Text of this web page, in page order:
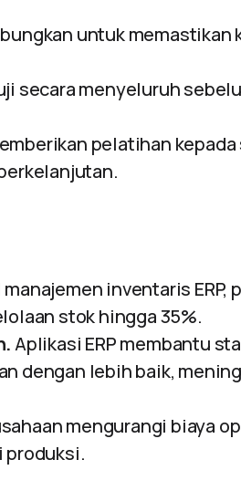
untuk memastikan
secara menyeluruh
pelatihan
inventaris ERP,
stok hingga 35%.
Aplikasi ERP membantu
dengan lebih baik,
mengurangi biaya
produksi.